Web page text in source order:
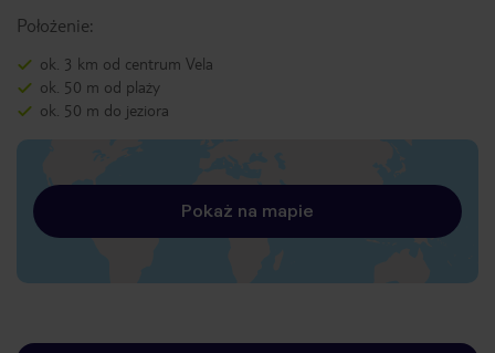
Położenie:
ok. 3 km od centrum Vela
ok. 50 m od plaży
ok. 50 m do jeziora
Pokaż na mapie